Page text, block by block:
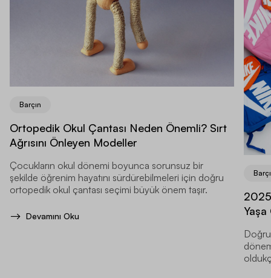
Barçın
Ortopedik Okul Çantası Neden Önemli? Sırt
Ağrısını Önleyen Modeller
Çocukların okul dönemi boyunca sorunsuz bir
şekilde öğrenim hayatını sürdürebilmeleri için doğru
ortopedik okul çantası seçimi büyük önem taşır.
Devamını Oku